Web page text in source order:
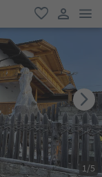
favoriti
user link
1/5